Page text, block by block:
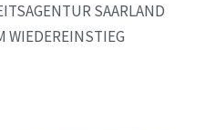
SAARLAND
WIEDEREINSTIEG